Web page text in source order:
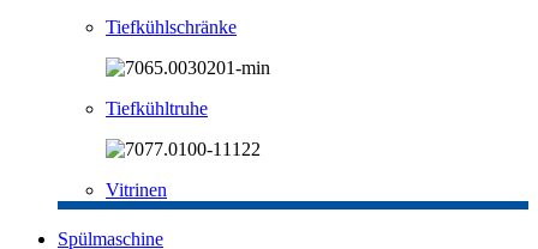
Tiefkühlschränke
Tiefkühltruhe
Vitrinen
Spülmaschine